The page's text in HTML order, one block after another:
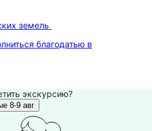
земель
благодатью в
экскурсию?
8-9 авг